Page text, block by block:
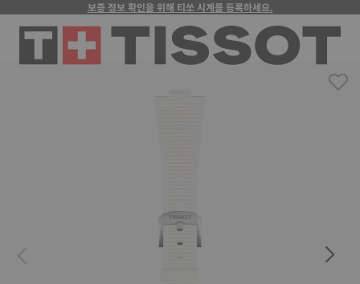
보증 정보 확인을 위해 티쏘 시계를 등록하세요.